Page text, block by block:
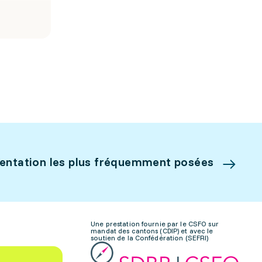
les plus fréquemment posées
Une prestation fournie par le CSFO sur
mandat des cantons (CDIP) et avec le
soutien de la Confédération (SEFRI)